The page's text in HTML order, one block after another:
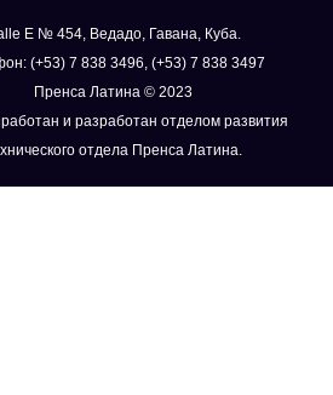
E № 454, Ведадо, Гавана, Куба.
(+53) 7 838 3496, (+53) 7 838 3497
Пренса Латина © 2023
и разработан отделом развития
отдела Пренса Латина.